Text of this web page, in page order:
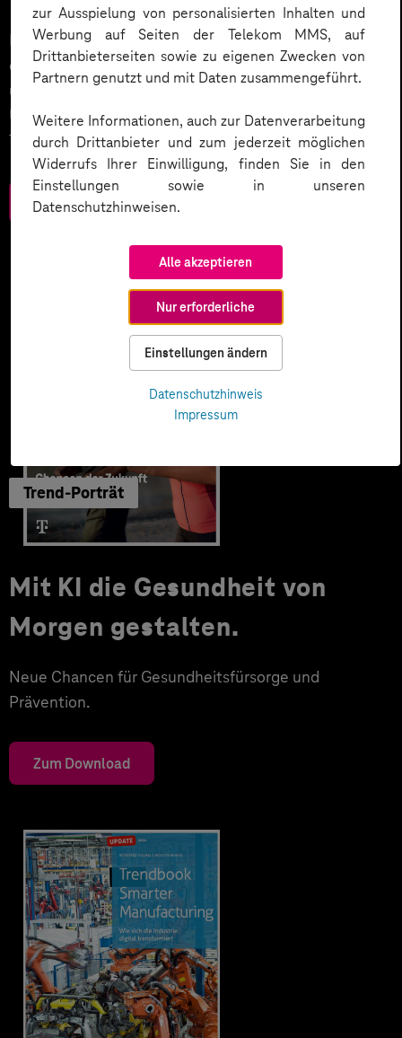
zur Ausspielung von personalisierten Inhalten und
Werbung auf Seiten der Telekom MMS, auf
Drittanbieterseiten sowie zu eigenen Zwecken von
Partnern genutzt und mit Daten zusammengeführt.
Weitere Informationen, auch zur Datenverarbeitung
durch Drittanbieter und zum jederzeit möglichen
Widerrufs Ihrer Einwilligung, finden Sie in den
Einstellungen sowie in unseren
Datenschutzhinweisen.
Alle akzeptieren
Nur erforderliche
Einstellungen ändern
Datenschutzhinweis
Impressum
KI wird der nächste große Treiber in der Digitalisierung
des Kundenservices sein. Wie wird dies umgesetzt
und welche weiteren Smart Services setzen
Unternehmen ein? Werfen Sie einen Blick in unser
Trendbook.
Zum Download
Trend-Porträt
Mit KI die Gesundheit von
Morgen gestalten.
Neue Chancen für Gesundheitsfürsorge und
Prävention.
Zum Download